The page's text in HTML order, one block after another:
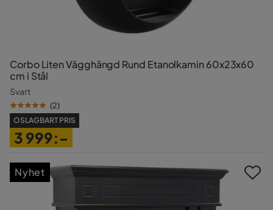
Corbo Liten Vägghängd Rund Etanolkamin 60x23x60
cm i Stål
Svart
(2)
OSLAGBART PRIS
3 999:-
Nyhet